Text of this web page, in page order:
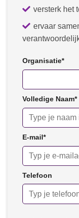
versterk het
ervaar
Organisatie*
Volledige Naam*
E-mail*
Telefoon